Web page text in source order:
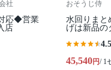
社
応◆営業
店
おそうじ侍
水回りまと
げは新品の
45,540円/ 1